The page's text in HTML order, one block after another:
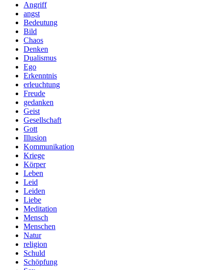
Angriff
angst
Bedeutung
Bild
Chaos
Denken
Dualismus
Ego
Erkenntnis
erleuchtung
Freude
gedanken
Geist
Gesellschaft
Gott
Illusion
Kommunikation
Kriege
Körper
Leben
Leid
Leiden
Liebe
Meditation
Mensch
Menschen
Natur
religion
Schuld
Schöpfung